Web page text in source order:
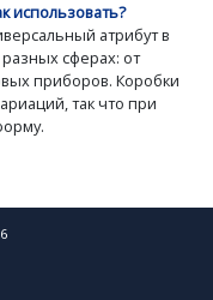
использовать?
атрибут в
сферах: от
приборов. Коробки
так что при